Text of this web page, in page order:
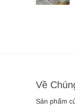
Về
Sản phẩm